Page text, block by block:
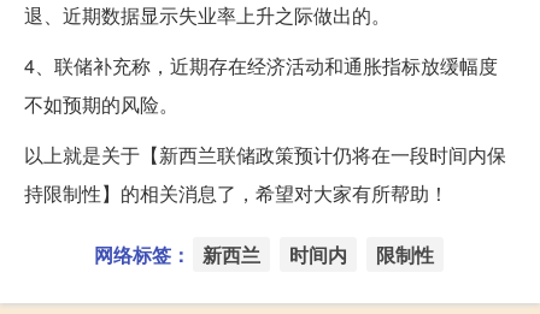
退、近期数据显示失业率上升之际做出的。
4、联储补充称，近期存在经济活动和通胀指标放缓幅度
不如预期的风险。
以上就是关于【新西兰联储政策预计仍将在一段时间内保
持限制性】的相关消息了，希望对大家有所帮助！
网络标签： 新西兰 时间内 限制性